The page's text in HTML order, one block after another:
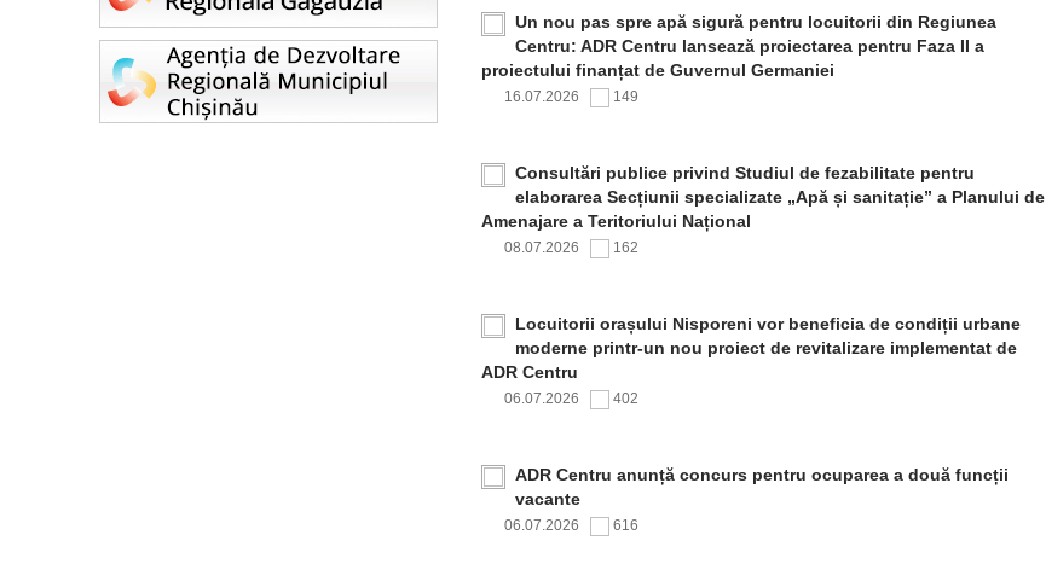
Un nou pas spre apă sigură pentru locuitorii din Regiunea
Centru: ADR Centru lansează proiectarea pentru Faza II a
proiectului finanțat de Guvernul Germaniei
16.07.2026 149
Consultări publice privind Studiul de fezabilitate pentru
elaborarea Secțiunii specializate „Apă și sanitație” a Planului de
Amenajare a Teritoriului Național
08.07.2026 162
Locuitorii orașului Nisporeni vor beneficia de condiții urbane
moderne printr-un nou proiect de revitalizare implementat de
ADR Centru
06.07.2026 402
ADR Centru anunță concurs pentru ocuparea a două funcții
vacante
06.07.2026 616